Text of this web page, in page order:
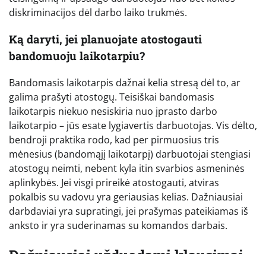
diskriminacijos dėl darbo laiko trukmės.
Ką daryti, jei planuojate atostogauti
bandomuoju laikotarpiu?
Bandomasis laikotarpis dažnai kelia stresą dėl to, ar
galima prašyti atostogų. Teisiškai bandomasis
laikotarpis niekuo nesiskiria nuo įprasto darbo
laikotarpio – jūs esate lygiavertis darbuotojas. Vis dėlto,
bendroji praktika rodo, kad per pirmuosius tris
mėnesius (bandomąjį laikotarpį) darbuotojai stengiasi
atostogų neimti, nebent kyla itin svarbios asmeninės
aplinkybės. Jei visgi prireikė atostogauti, atviras
pokalbis su vadovu yra geriausias kelias. Dažniausiai
darbdaviai yra supratingi, jei prašymas pateikiamas iš
anksto ir yra suderinamas su komandos darbais.